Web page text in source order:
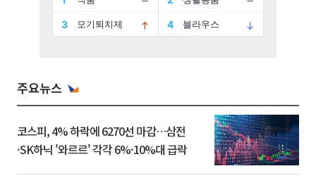
주요뉴스
코스피, 4% 하락에 6270선 마감…삼전
·SK하닉 '와르르' 각각 6%·10%대 급락